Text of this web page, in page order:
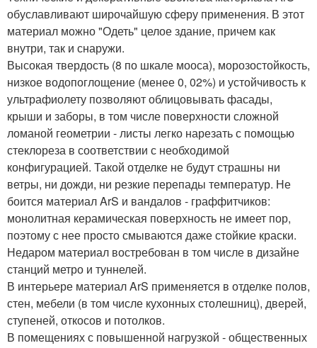
обуславливают широчайшую сферу применения. В этот
материал можно "Одеть" целое здание, причем как
внутри, так и снаружи.
Высокая твердость (8 по шкале мооса), морозостойкость,
низкое водопоглощение (менее 0, 02%) и устойчивость к
ультрафиолету позволяют облицовывать фасады,
крыши и заборы, в том числе поверхности сложной
ломаной геометрии - листы легко нарезать с помощью
стеклореза в соответствии с необходимой
конфигурацией. Такой отделке не будут страшны ни
ветры, ни дожди, ни резкие перепады температур. Не
боится материал ArS и вандалов - граффитчиков:
монолитная керамическая поверхность не имеет пор,
поэтому с нее просто смываются даже стойкие краски.
Недаром материал востребован в том числе в дизайне
станций метро и туннелей.
В интерьере материал ArS применяется в отделке полов,
стен, мебели (в том числе кухонных столешниц), дверей,
ступеней, откосов и потолков.
В помещениях с повышенной нагрузкой - общественных